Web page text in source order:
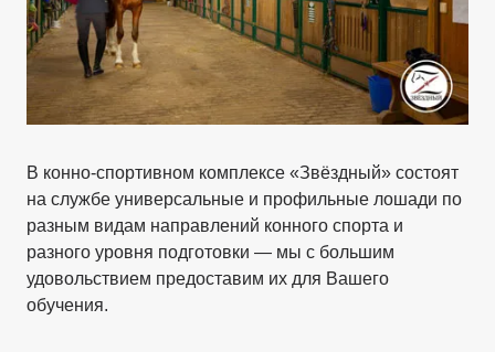
В конно-спортивном комплексе «Звёздный» состоят
на службе универсальные и профильные лошади по
разным видам направлений конного спорта и
разного уровня подготовки — мы с большим
удовольствием предоставим их для Вашего
обучения.